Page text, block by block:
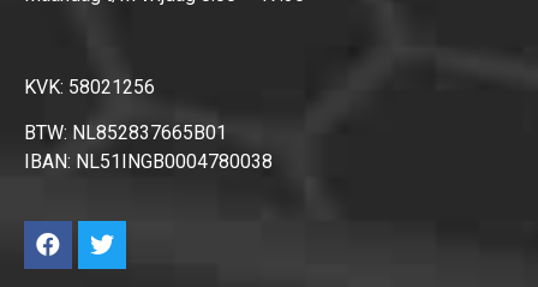
KVK: 58021256
BTW: NL852837665B01
IBAN: NL51INGB0004780038